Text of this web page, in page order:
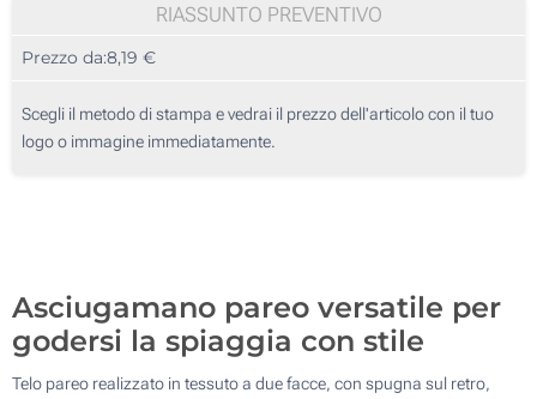
Transfer digitale full color (Su un lato)
10
25
50
RIASSUNTO PREVENTIVO
Prezzo da:8,19 €
Scegli il metodo di stampa e vedrai il prezzo dell'articolo con il tuo
logo o immagine immediatamente.
Asciugamano pareo versatile per
godersi la spiaggia con stile
Telo pareo realizzato in tessuto a due facce, con spugna sul retro,